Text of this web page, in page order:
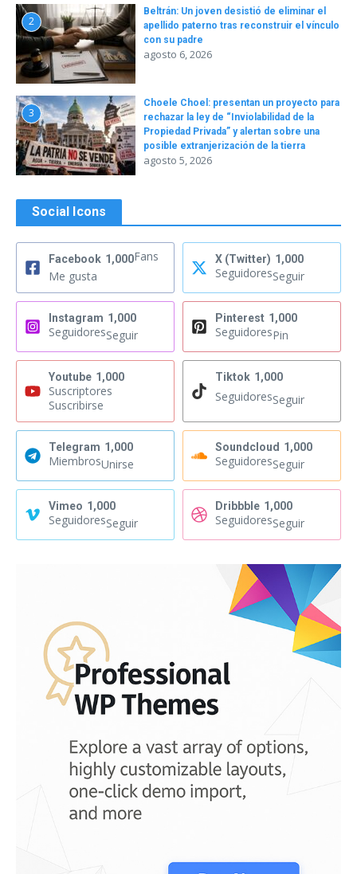
2
Beltrán: Un joven desistió de eliminar el
apellido paterno tras reconstruir el vínculo
con su padre
agosto 6, 2026
3
Choele Choel: presentan un proyecto para
rechazar la ley de “Inviolabilidad de la
Propiedad Privada” y alertan sobre una
posible extranjerización de la tierra
agosto 5, 2026
Social Icons
Facebook 1,000Fans
Me gusta
X (Twitter) 1,000
SeguidoresSeguir
Instagram 1,000
SeguidoresSeguir
Pinterest 1,000
SeguidoresPin
Youtube 1,000
Suscriptores
Suscribirse
Tiktok 1,000
SeguidoresSeguir
Telegram 1,000
MiembrosUnirse
Soundcloud 1,000
SeguidoresSeguir
Vimeo 1,000
SeguidoresSeguir
Dribbble 1,000
SeguidoresSeguir